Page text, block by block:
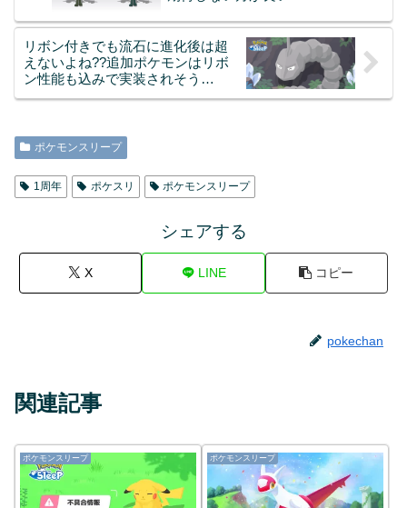
リボン付きでも流石に進化後は超
えないよね??追加ポケモンはリボ
ン性能も込みで実装されそう…
ポケモンスリープ
1周年 ポケスリ ポケモンスリープ
シェアする
X LINE コピー
pokechan
関連記事
ポケモンスリープ ポケモンスリープ